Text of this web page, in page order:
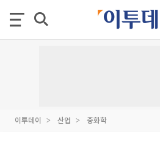
이투데이 산업 중화학